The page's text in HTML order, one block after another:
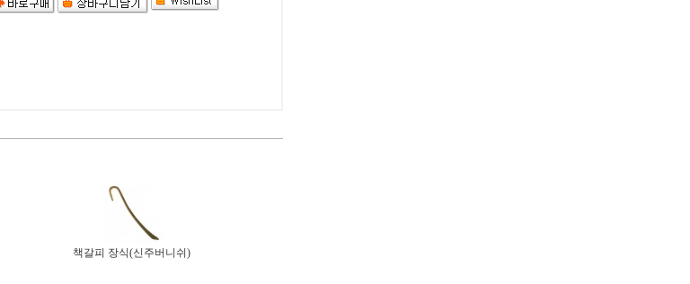
책갈피 장식(신주버니쉬)